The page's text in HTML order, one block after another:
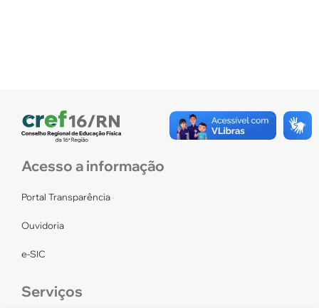
Acesso a informação
Portal Transparência
Ouvidoria
e-SIC
Serviços